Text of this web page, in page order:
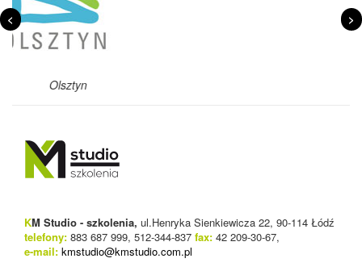
< >
KM Studio - szkolenia, ul.Henryka Sienkiewicza 22, 90-114 Łódź
telefony: 883 687 999, 512-344-837 fax: 42 209-30-67,
e-mail: kmstudio@kmstudio.com.pl